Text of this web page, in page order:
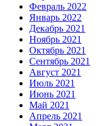
Февраль 2022
Январь 2022
Декабрь 2021
Ноябрь 2021
Октябрь 2021
Сентябрь 2021
Август 2021
Июль 2021
Июнь 2021
Май 2021
Апрель 2021